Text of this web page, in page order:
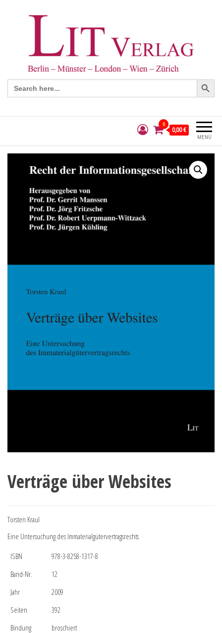
Search
for:
Search Button
MENÜ
0
0,00 €
Verträge über Websites
Torsten Kraul
Eine Untersuchung des Immaterialgütervertragsrechts
ISBN
978-3-8258-1317-8
Band-Nr.
12
Jahr
2009
Seiten
392
Bindung
broschiert